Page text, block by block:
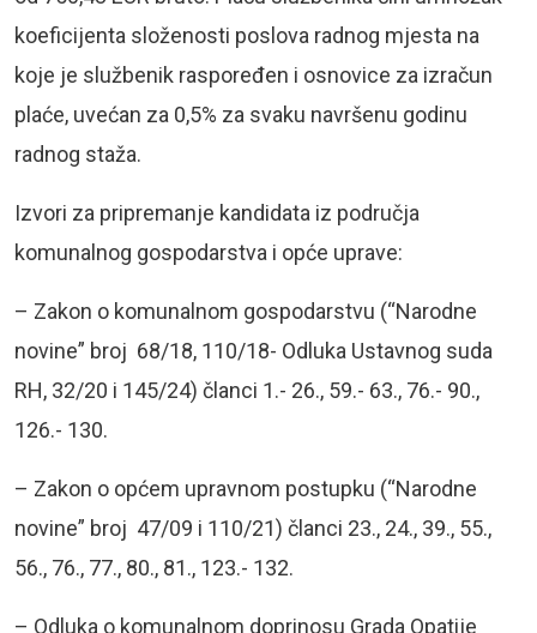
koeficijenta složenosti poslova radnog mjesta na
koje je službenik raspoređen i osnovice za izračun
plaće, uvećan za 0,5% za svaku navršenu godinu
radnog staža.
Izvori za pripremanje kandidata iz područja
komunalnog gospodarstva i opće uprave:
– Zakon o komunalnom gospodarstvu (“Narodne
novine” broj 68/18, 110/18- Odluka Ustavnog suda
RH, 32/20 i 145/24) članci 1.- 26., 59.- 63., 76.- 90.,
126.- 130.
– Zakon o općem upravnom postupku (“Narodne
novine” broj 47/09 i 110/21) članci 23., 24., 39., 55.,
56., 76., 77., 80., 81., 123.- 132.
– Odluka o komunalnom doprinosu Grada Opatije